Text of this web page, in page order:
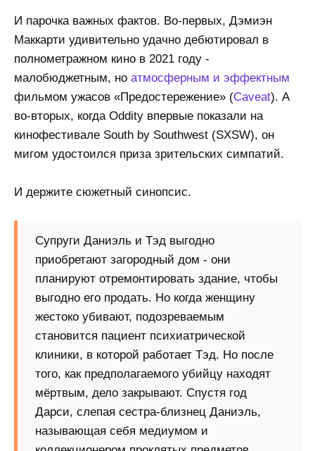
И парочка важных фактов. Во-первых, Дэмиэн
Маккарти удивительно удачно дебютировал в
полнометражном кино в 2021 году -
малобюджетным, но атмосферным и эффектным
фильмом ужасов «Предостережение» (Caveat). А
во-вторых, когда Oddity впервые показали на
кинофестивале South by Southwest (SXSW), он
мигом удостоился приза зрительских симпатий.
И держите сюжетный синопсис.
Супруги Даниэль и Тэд выгодно
приобретают загородный дом - они
планируют отремонтировать здание, чтобы
выгодно его продать. Но когда женщину
жестоко убивают, подозреваемым
становится пациент психиатрической
клиники, в которой работает Тэд. Но после
того, как предполагаемого убийцу находят
мёртвым, дело закрывают. Спустя год
Дарси, слепая сестра-близнец Даниэль,
называющая себя медиумом и